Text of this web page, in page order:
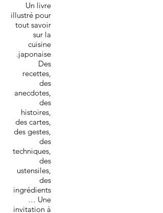
Un livre
illustré pour
tout savoir
sur la
cuisine
japonaise.
Des
recettes,
des
anecdotes,
des
histoires,
des cartes,
des gestes,
des
techniques,
des
ustensiles,
des
ingrédients
… Une
invitation à